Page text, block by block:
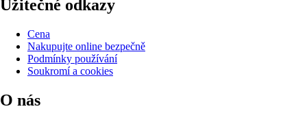
Užitečné odkazy
Cena
Nakupujte online bezpečně
Podmínky používání
Soukromí a cookies
O nás